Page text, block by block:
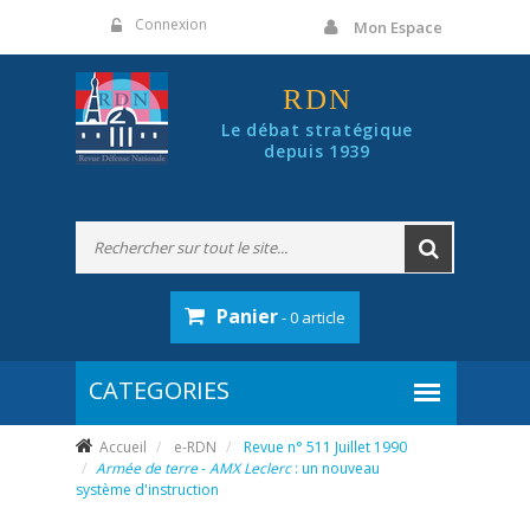
Connexion Mon Espace
RDN
Le débat stratégique
depuis 1939
Panier- 0 article
Accueil e-RDN
Revue n° 511 Juillet 1990
Armée de terre-AMX Leclerc: un nouveau
système d'instruction